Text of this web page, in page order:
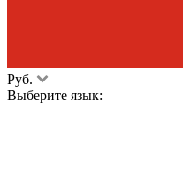
Руб.
Выберите язык: